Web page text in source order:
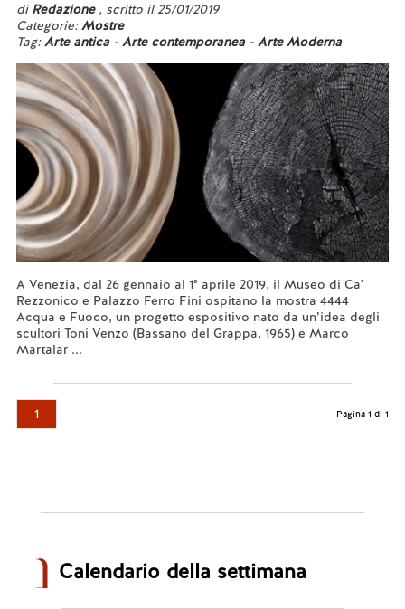
di Redazione , scritto il 25/01/2019
Categorie:Mostre
Tag:Arte antica- Arte contemporanea- Arte Moderna
A Venezia, dal 26 gennaio al 1° aprile 2019, il Museo di Ca'
Rezzonico e Palazzo Ferro Fini ospitano la mostra 4444
Acqua e Fuoco, un progetto espositivo nato da un’idea degli
scultori Toni Venzo (Bassano del Grappa, 1965) e Marco
Martalar ...
1 Pagina 1 di 1
Calendario della settimana